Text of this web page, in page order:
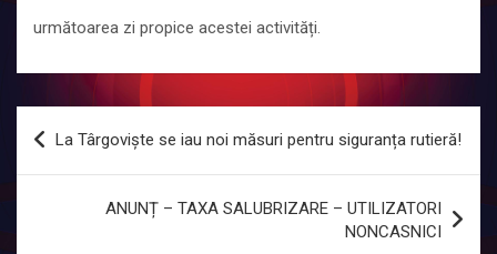
următoarea zi propice acestei activități.
Navigare
articole
La Târgoviște se iau noi măsuri pentru siguranța rutieră!
ANUNȚ – TAXA SALUBRIZARE – UTILIZATORI
NONCASNICI